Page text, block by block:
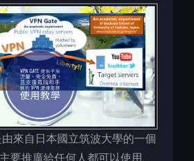
來自日本國立筑波大學的一個